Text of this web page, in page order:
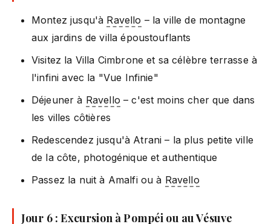
Montez jusqu'à Ravello – la ville de montagne
aux jardins de villa époustouflants
Visitez la Villa Cimbrone et sa célèbre terrasse à
l'infini avec la "Vue Infinie"
Déjeuner à Ravello – c'est moins cher que dans
les villes côtières
Redescendez jusqu'à Atrani – la plus petite ville
de la côte, photogénique et authentique
Passez la nuit à Amalfi ou à Ravello
Jour 6 : Excursion à Pompéi ou au Vésuve